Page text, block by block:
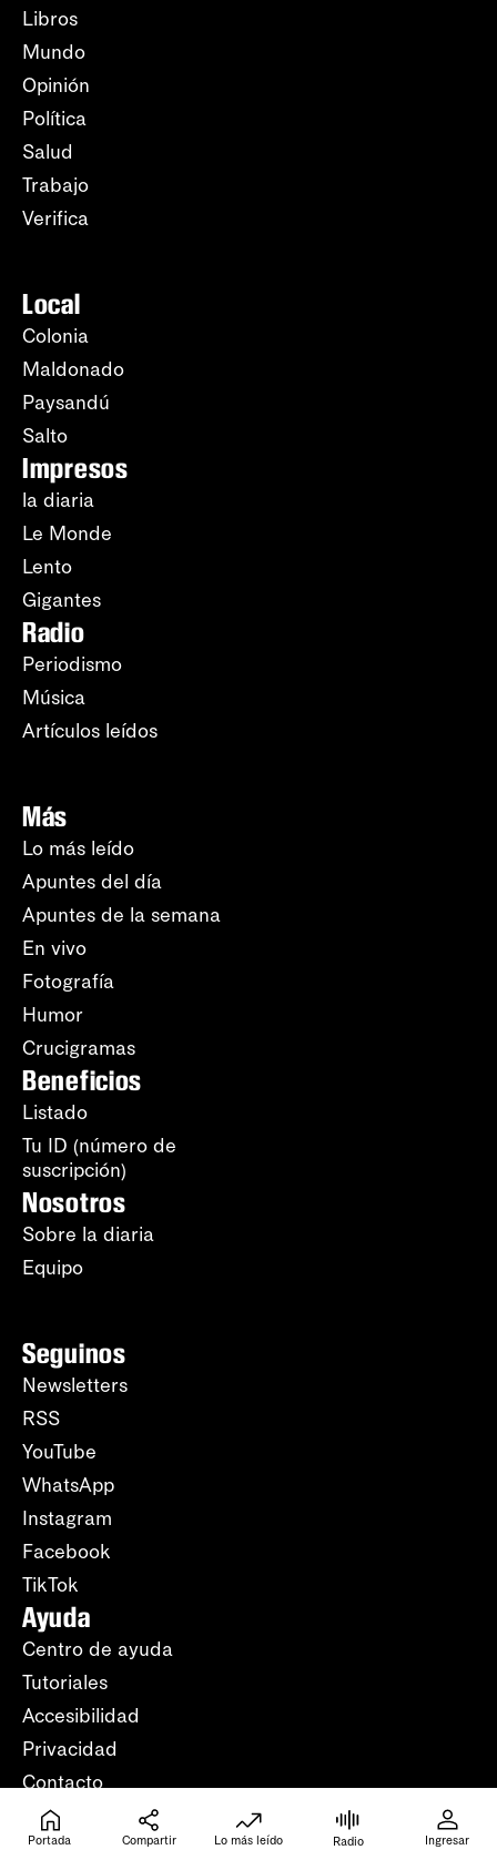
Libros
Mundo
Opinión
Política
Salud
Trabajo
Verifica
Local
Colonia
Maldonado
Paysandú
Salto
Impresos
la diaria
Le Monde
Lento
Gigantes
Radio
Periodismo
Música
Artículos leídos
Más
Lo más leído
Apuntes del día
Apuntes de la semana
En vivo
Fotografía
Humor
Crucigramas
Beneficios
Listado
Tu ID (número de
suscripción)
Nosotros
Sobre la diaria
Equipo
Seguinos
Newsletters
RSS
YouTube
WhatsApp
Instagram
Facebook
TikTok
Ayuda
Centro de ayuda
Tutoriales
Accesibilidad
Privacidad
Contacto
Portada Compartir Lo más leído Radio Ingresar